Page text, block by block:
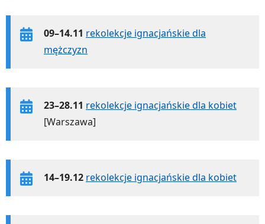
09–14.11 rekolekcje ignacjańskie dla
mężczyzn
23–28.11 rekolekcje ignacjańskie dla kobiet
[Warszawa]
14–19.12 rekolekcje ignacjańskie dla kobiet